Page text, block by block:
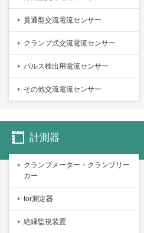
貫通型交流電流センサー
クランプ式交流電流センサー
パルス検出用電流センサー
その他交流電流センサー
計測器
クランプメーター・クランプリー
カー
Ior測定器
絶縁監視装置